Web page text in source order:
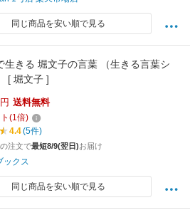
同じ商品を安い順で見る
生きる 堀文子の言葉 （生きる言葉シ
[ 堀文子 ]
円 送料無料
(1倍)
4.4(5件)
注文で最短8/9(翌日)お届け
ックス
同じ商品を安い順で見る